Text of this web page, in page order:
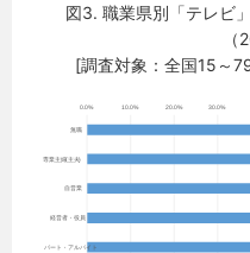
図3. 職業県別「テレビ
（
[調査対象：全国15～